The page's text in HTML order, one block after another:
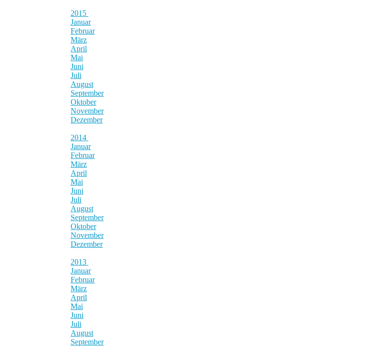
2015
Januar
Februar
März
April
Mai
Juni
Juli
August
September
Oktober
November
Dezember
2014
Januar
Februar
März
April
Mai
Juni
Juli
August
September
Oktober
November
Dezember
2013
Januar
Februar
März
April
Mai
Juni
Juli
August
September